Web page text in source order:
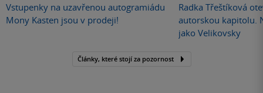
Vstupenky na uzavřenou autogramiádu
Mony Kasten jsou v prodeji!
Radka Třeštíková
autorskou kapitolu.
jako Velikovsky
Články, které stojí za pozornost